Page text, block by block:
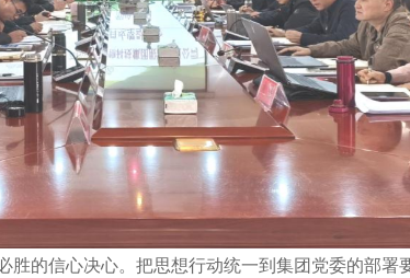
胜的信心决心。把思想行动统一到集团党委的部署